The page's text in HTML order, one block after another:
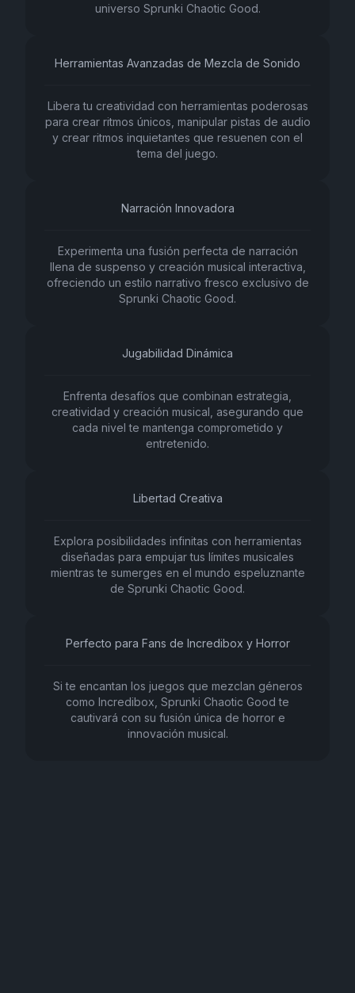
universo Sprunki Chaotic Good.
Herramientas Avanzadas de Mezcla de Sonido
Libera tu creatividad con herramientas poderosas
para crear ritmos únicos, manipular pistas de audio
y crear ritmos inquietantes que resuenen con el
tema del juego.
Narración Innovadora
Experimenta una fusión perfecta de narración
llena de suspenso y creación musical interactiva,
ofreciendo un estilo narrativo fresco exclusivo de
Sprunki Chaotic Good.
Jugabilidad Dinámica
Enfrenta desafíos que combinan estrategia,
creatividad y creación musical, asegurando que
cada nivel te mantenga comprometido y
entretenido.
Libertad Creativa
Explora posibilidades infinitas con herramientas
diseñadas para empujar tus límites musicales
mientras te sumerges en el mundo espeluznante
de Sprunki Chaotic Good.
Perfecto para Fans de Incredibox y Horror
Si te encantan los juegos que mezclan géneros
como Incredibox, Sprunki Chaotic Good te
cautivará con su fusión única de horror e
innovación musical.